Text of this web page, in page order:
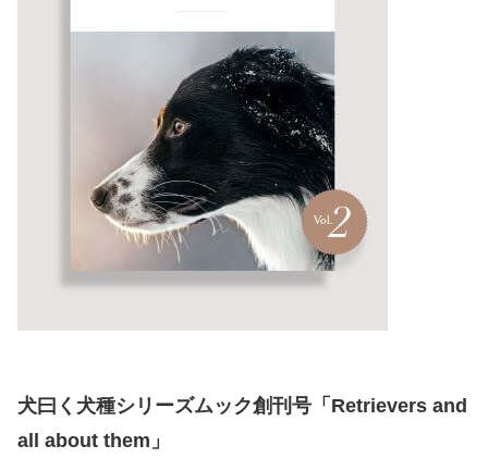
犬曰く犬種シリーズムック創刊号「Retrievers and
all about them」